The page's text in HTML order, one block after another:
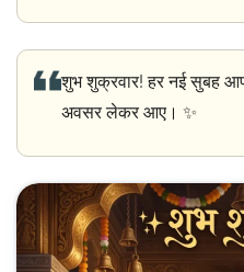
शुभ शुक्रवार! हर नई सुबह
अवसर लेकर आए। ✨